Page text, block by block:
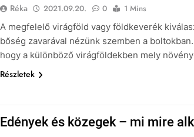
Réka 2021.09.20. 0
1 Mins
A megfelelő virágföld vagy földkeverék
bőség zavarával nézünk szemben a
hogy a különböző virágföldekben mely
Részletek
Edények és közegek – mi mire